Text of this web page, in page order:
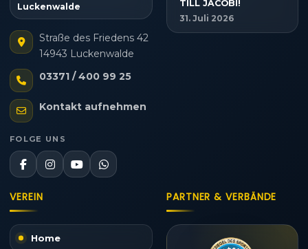
Luckenwalde
Straße des Friedens 42
14943 Luckenwalde
03371 / 400 99 25
Kontakt aufnehmen
FOLGE UNS
TILL JACOBI!
31. Juli 2026
VEREIN
Home
PARTNER & VERBÄNDE